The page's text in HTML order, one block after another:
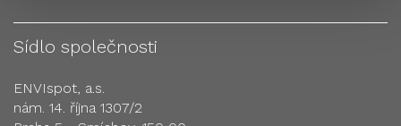
Sídlo společnosti
ENVIspot, a.s.
nám. 14. října 1307/2